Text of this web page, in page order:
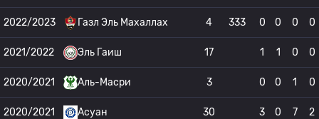
2022/2023 Газл Эль Махаллах 4 333 0 0 0 0
2021/2022 Эль Гаиш 17 1 1 0 0
2020/2021 Аль-Масри 3 0 0 1 0
2020/2021 Асуан 30 3 0 7 2